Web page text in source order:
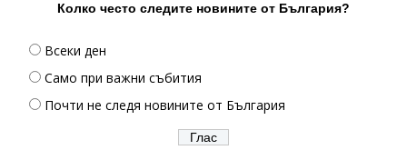
Колко често следите новините от България?
Всеки ден
Само при важни събития
Почти не следя новините от България